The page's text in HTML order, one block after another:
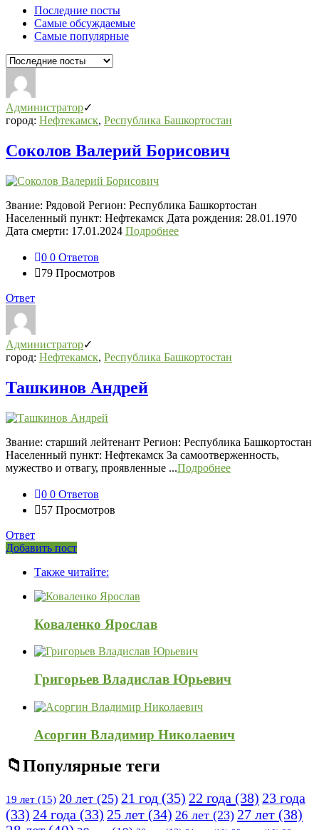
Последние посты
Самые обсуждаемые
Самые популярные
Администратор
город: Нефтекамск, Республика Башкортостан
Соколов Валерий Борисович
Звание: Рядовой Регион: Республика Башкортостан
Населенный пункт: Нефтекамск Дата рождения: 28.01.1970
Дата смерти: 17.01.2024 Подробнее
0 0 Ответов
79 Просмотров
Ответ
Администратор
город: Нефтекамск, Республика Башкортостан
Ташкинов Андрей
Звание: старший лейтенант Регион: Республика Башкортостан
Населенный пункт: Нефтекамск За самоотверженность,
мужество и отвагу, проявленные ...Подробнее
0 0 Ответов
57 Просмотров
Ответ
Боковая
Добавить пост
120x600Также читайте:
Коваленко Ярослав
Григорьев Владислав Юрьевич
Асоргин Владимир Николаевич
Популярные теги
19 лет (15) 20 лет (25) 21 год (35) 22 года (38) 23 года
(33) 24 года (33) 25 лет (34) 26 лет (23) 27 лет (38)